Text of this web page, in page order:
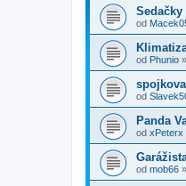
Sedačky
od
od Phunio »
od
Panda
od xPeterx
od mob66 »